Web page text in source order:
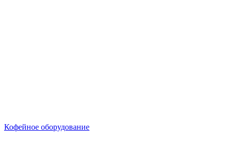
Кофейное оборудование